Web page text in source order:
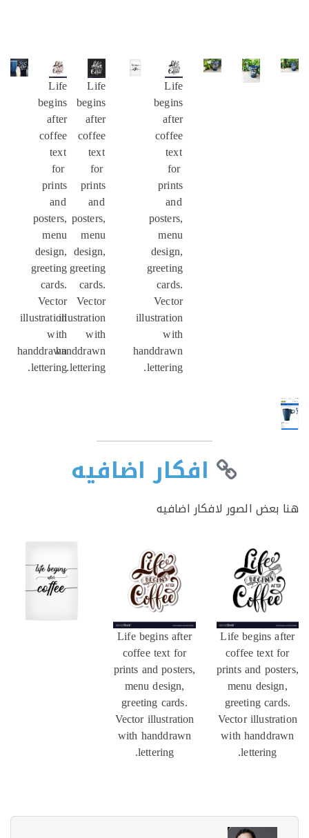
posters,
design,
greeting
illustration
handdrawn
lettering.
posters,
design,
greeting
illustration
handdrawn
lettering.
Life
begins
after
coffee
text
for
prints
and
posters,
menu
design,
greeting
cards.
Vector
illustration
with
handdrawn
lettering.
افكار اضافيه
الصور لافكار اضافيه
Life begins
coffee text
prints and
menu
greeting
Vector
with
lettering.
Life begins after
coffee text for
prints and posters,
menu design,
greeting cards.
Vector illustration
with handdrawn
lettering.